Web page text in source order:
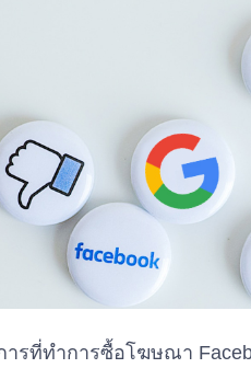
ารที่ทำการซื้อโฆษณา